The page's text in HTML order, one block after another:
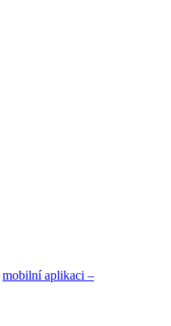
mobilní aplikaci –